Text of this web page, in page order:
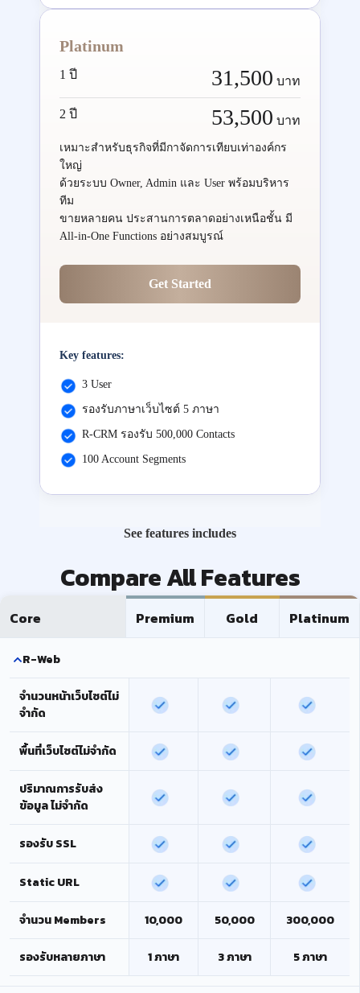
Platinum
1 ปี 31,500 บาท
2 ปี 53,500 บาท
เหมาะสำหรับธุรกิจที่มีกาจัดการเทียบเท่าองค์กร
ใหญ่
ด้วยระบบ Owner, Admin และ User พร้อมบริหาร
ทีม
ขายหลายคน ประสานการตลาดอย่างเหนือชั้น มี
All-in-One Functions อย่างสมบูรณ์
Get Started
Key features:
3 User
รองรับภาษาเว็บไซต์ 5 ภาษา
R-CRM รองรับ 500,000 Contacts
100 Account Segments
See features includes
Compare All Features
Core Premium Gold Platinum
R-Web
จำนวนหน้าเว็บไซต์ไม่
จำกัด
พื้นที่เว็บไซต์ไม่จำกัด
ปริมาณการรับส่ง
ข้อมูล ไม่จำกัด
รองรับ SSL
Static URL
จำนวน Members 10,000 50,000 300,000
รองรับหลายภาษา 1 ภาษา 3 ภาษา 5 ภาษา